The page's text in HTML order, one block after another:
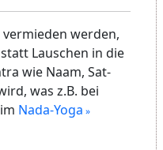
werden,
statt Lauschen in die
wie Naam, Sat-
was z.B. bei
Nada-Yoga